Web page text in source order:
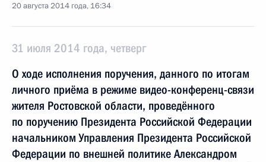
20 августа 2014 года, 16:34
31 июля 2014 года, четверг
О ходе исполнения поручения, данного по итогам
личного приёма в режиме видео-конференц-связи
жителя Ростовской области, проведённого
по поручению Президента Российской Федерации
начальником Управления Президента Российской
Федерации по внешней политике Александром